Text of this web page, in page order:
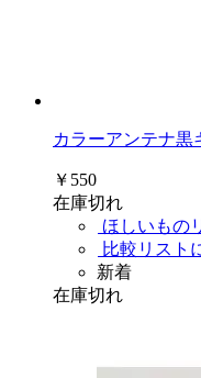
カラーアンテナ黒
￥550
在庫切れ
ほしいもの
比較リスト
新着
在庫切れ